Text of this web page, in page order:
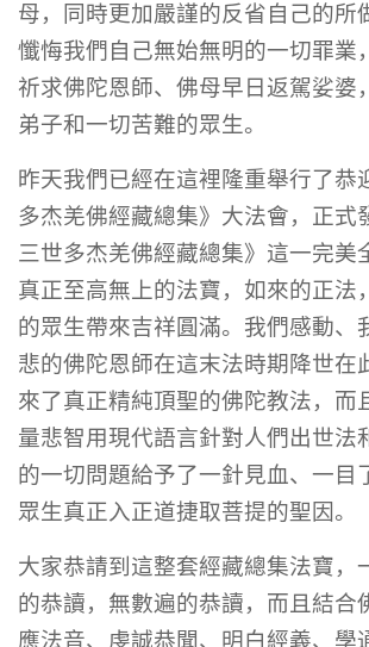
母，同時更加嚴謹的反省自己的所
懺悔我們自己無始無明的一切罪業
祈求佛陀恩師、佛母早日返駕娑婆
弟子和一切苦難的眾生。
昨天我們已經在這裡隆重舉行了恭
多杰羌佛經藏總集》大法會，正式
三世多杰羌佛經藏總集》這一完美
真正至高無上的法寶，如來的正法
的眾生帶來吉祥圓滿。我們感動、
悲的佛陀恩師在這末法時期降世在
來了真正精純頂聖的佛陀教法，而
量悲智用現代語言針對人們出世法
的一切問題給予了一針見血、一目
眾生真正入正道捷取菩提的聖因。
大家恭請到這整套經藏總集法寶，
的恭讀，無數遍的恭讀，而且結合
應法音、虔誠恭聞、明白經義、學